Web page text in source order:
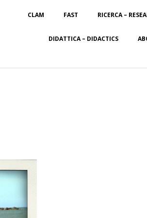
CLAM FAST RICERCA –
DIDATTICA – DIDACTICS